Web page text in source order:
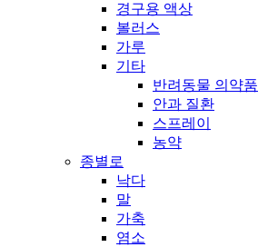
경구용 액상
볼러스
가루
기타
반려동물 의약품
안과 질환
스프레이
농약
종별로
낙다
말
가축
염소